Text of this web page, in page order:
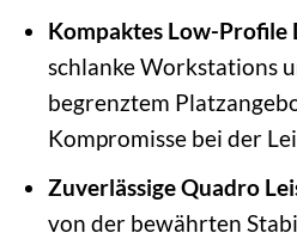
Kompaktes Low-Profile
schlanke Workstations
begrenztem
Kompromisse bei der
Zuverlässige Quadro
von der bewährten